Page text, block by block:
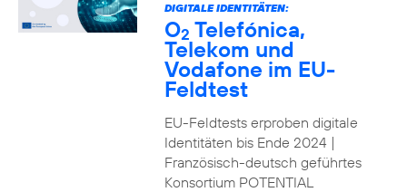
DIGITALE IDENTITÄTEN:
O2 Telefónica,
Telekom und
Vodafone im EU-
Feldtest
EU-Feldtests erproben digitale
Identitäten bis Ende 2024 |
Französisch-deutsch geführtes
Konsortium POTENTIAL